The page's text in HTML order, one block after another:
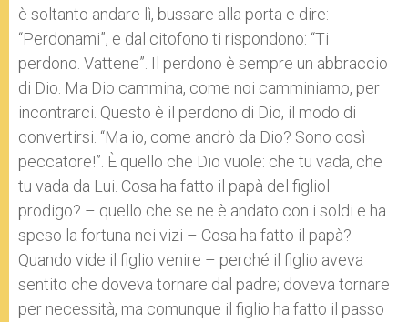
è soltanto andare lì, bussare alla porta e dire:
“Perdonami”, e dal citofono ti rispondono: “Ti
perdono. Vattene”. Il perdono è sempre un abbraccio
di Dio. Ma Dio cammina, come noi camminiamo, per
incontrarci. Questo è il perdono di Dio, il modo di
convertirsi. “Ma io, come andrò da Dio? Sono così
peccatore!”. È quello che Dio vuole: che tu vada, che
tu vada da Lui. Cosa ha fatto il papà del figliol
prodigo? – quello che se ne è andato con i soldi e ha
speso la fortuna nei vizi – Cosa ha fatto il papà?
Quando vide il figlio venire – perché il figlio aveva
sentito che doveva tornare dal padre; doveva tornare
per necessità, ma comunque il figlio ha fatto il passo